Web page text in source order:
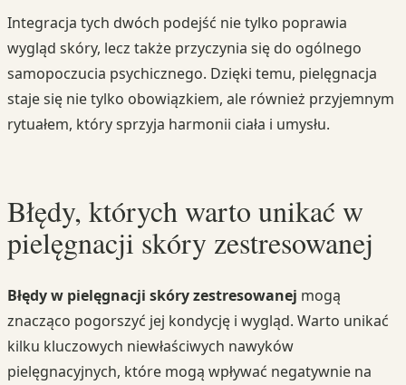
Integracja tych dwóch podejść nie tylko poprawia
wygląd skóry, lecz także przyczynia się do ogólnego
samopoczucia psychicznego. Dzięki temu, pielęgnacja
staje się nie tylko obowiązkiem, ale również przyjemnym
rytuałem, który sprzyja harmonii ciała i umysłu.
Błędy, których warto unikać w
pielęgnacji skóry zestresowanej
Błędy w pielęgnacji skóry zestresowanej mogą
znacząco pogorszyć jej kondycję i wygląd. Warto unikać
kilku kluczowych niewłaściwych nawyków
pielęgnacyjnych, które mogą wpływać negatywnie na